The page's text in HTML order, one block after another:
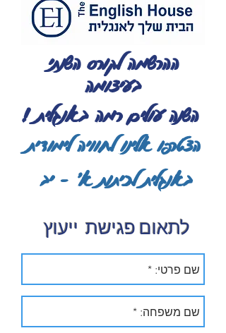
ההרשמה לקורס השנתי
בעיצומה
השנה עולים רמה באנגלית !
הצטרפו אלינו לחוויה לימודית
באנגלית לכיתות א' - יב
לתאום פגישת ייעוץ